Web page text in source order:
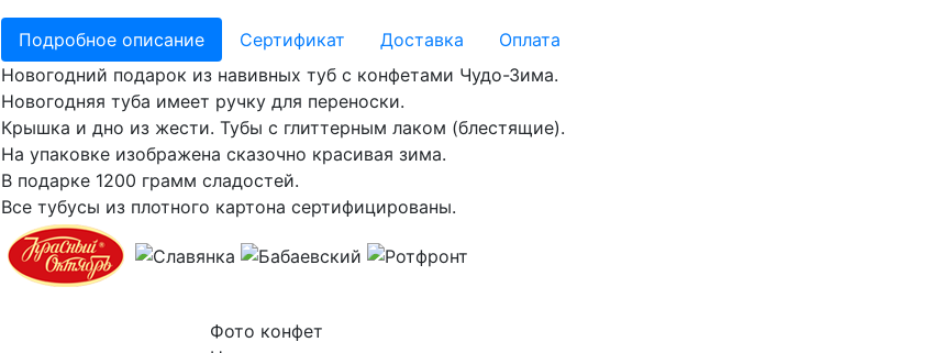
Подробное описание Сертификат Доставка
Оплата
Новогодний подарок из навивных туб с конфетами Чудо-Зима.
Новогодняя туба имеет ручку для переноски.
Крышка и дно из жести. Тубы с глиттерным лаком (блестящие).
На упаковке изображена сказочно красивая зима.
В подарке 1200 грамм сладостей.
Все тубусы из плотного картона сертифицированы.
Фото конфет